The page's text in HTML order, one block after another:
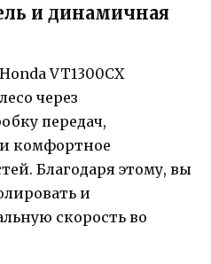
и динамичная
VT1300CX
через
передач,
и комфортное
Благодаря этому, вы
и
скорость во